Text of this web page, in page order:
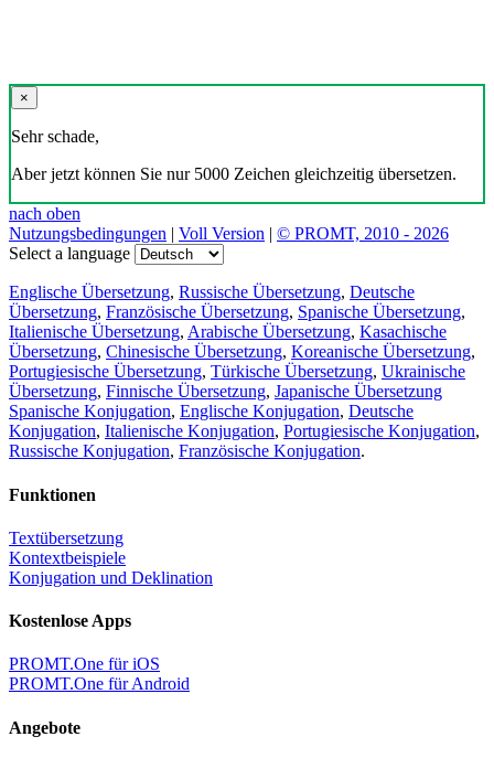
×
Sehr schade,
Aber jetzt können Sie nur 5000 Zeichen gleichzeitig übersetzen.
nach oben
Nutzungsbedingungen | Voll Version | © PROMT, 2010 - 2026
Select a language
Englische Übersetzung, Russische Übersetzung, Deutsche
Übersetzung, Französische Übersetzung, Spanische Übersetzung,
Italienische Übersetzung, Arabische Übersetzung, Kasachische
Übersetzung, Chinesische Übersetzung, Koreanische Übersetzung,
Portugiesische Übersetzung, Türkische Übersetzung, Ukrainische
Übersetzung, Finnische Übersetzung, Japanische Übersetzung
Spanische Konjugation, Englische Konjugation, Deutsche
Konjugation, Italienische Konjugation, Portugiesische Konjugation,
Russische Konjugation, Französische Konjugation.
Funktionen
Textübersetzung
Kontextbeispiele
Konjugation und Deklination
Kostenlose Apps
PROMT.One für iOS
PROMT.One für Android
Angebote